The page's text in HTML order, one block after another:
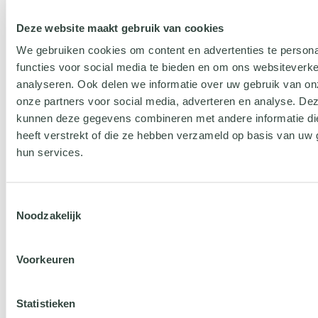
Deze website maakt gebruik van cookies
We gebruiken cookies om content en advertenties te
functies voor social media te bieden en om ons
analyseren. Ook delen we informatie over uw gebruik van
onze partners voor social media, adverteren en analyse.
kunnen deze gegevens combineren met andere informatie
heeft verstrekt of die ze hebben verzameld op basis van uw
hun services.
Noodzakelijk
Voorkeuren
Statistieken
demo